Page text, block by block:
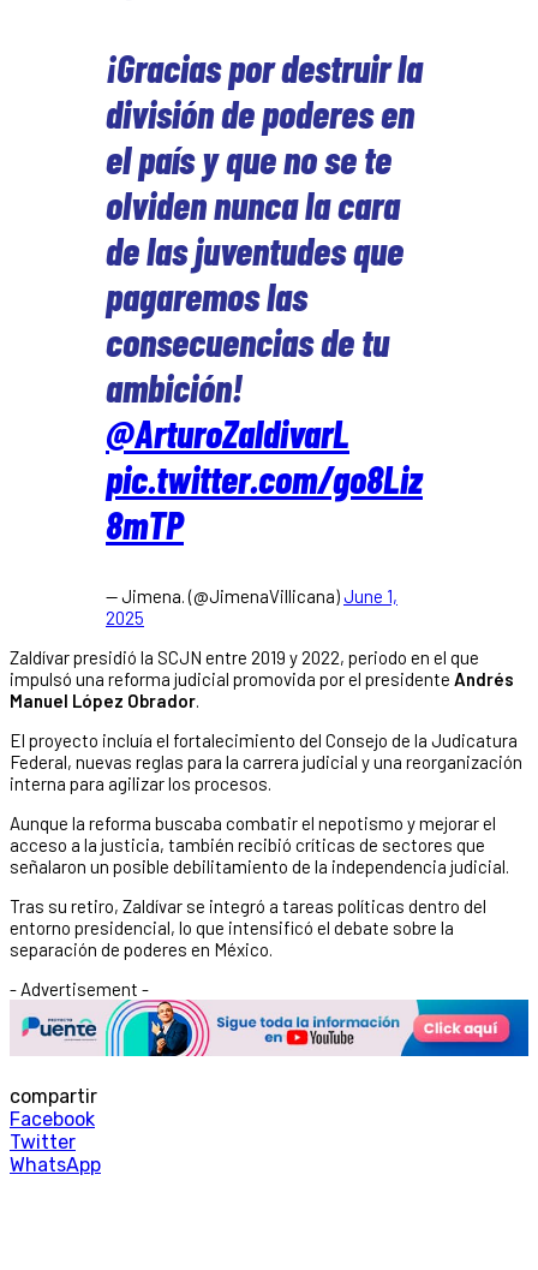
¡Gracias por destruir la
división de poderes en
el país y que no se te
olviden nunca la cara
de las juventudes que
pagaremos las
consecuencias de tu
ambición!
@ArturoZaldivarL
pic.twitter.com/go8Liz
8mTP
— Jimena. (@JimenaVillicana)June 1,
2025
Zaldívar presidió la SCJN entre 2019 y 2022, periodo en el que
impulsó una reforma judicial promovida por el presidente Andrés
Manuel López Obrador.
El proyecto incluía el fortalecimiento del Consejo de la Judicatura
Federal, nuevas reglas para la carrera judicial y una reorganización
interna para agilizar los procesos.
Aunque la reforma buscaba combatir el nepotismo y mejorar el
acceso a la justicia, también recibió críticas de sectores que
señalaron un posible debilitamiento de la independencia judicial.
Tras su retiro, Zaldívar se integró a tareas políticas dentro del
entorno presidencial, lo que intensificó el debate sobre la
separación de poderes en México.
- Advertisement -
compartir
Facebook
Twitter
WhatsApp